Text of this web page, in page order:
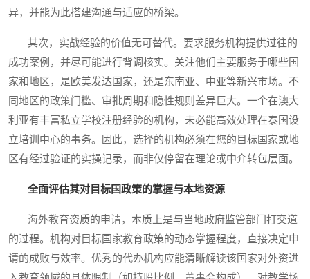
异，并能为此搭建沟通与适应的桥梁。
其次，实战经验的价值无可替代。要求服务机构提供过往的
成功案例，并尽可能进行背调核实。关注他们主要服务于哪些国
家和地区，是欧美发达国家，还是东南亚、中亚等新兴市场。不
同地区的政策门槛、审批周期和隐性规则差异巨大。一个在澳大
利亚有丰富私立学校注册经验的机构，未必能高效处理在泰国设
立培训中心的事务。因此，选择的机构必须在您的目标国家或地
区有经过验证的实操记录，而非仅停留在理论或中介转包层面。
全面评估其对目标国政策的掌握与本地资源
海外教育资质的申请，本质上是与当地政府监管部门打交道
的过程。机构对目标国家教育政策的动态掌握程度，直接决定申
请的成败与效率。优秀的代办机构应能清晰解读该国家对外资进